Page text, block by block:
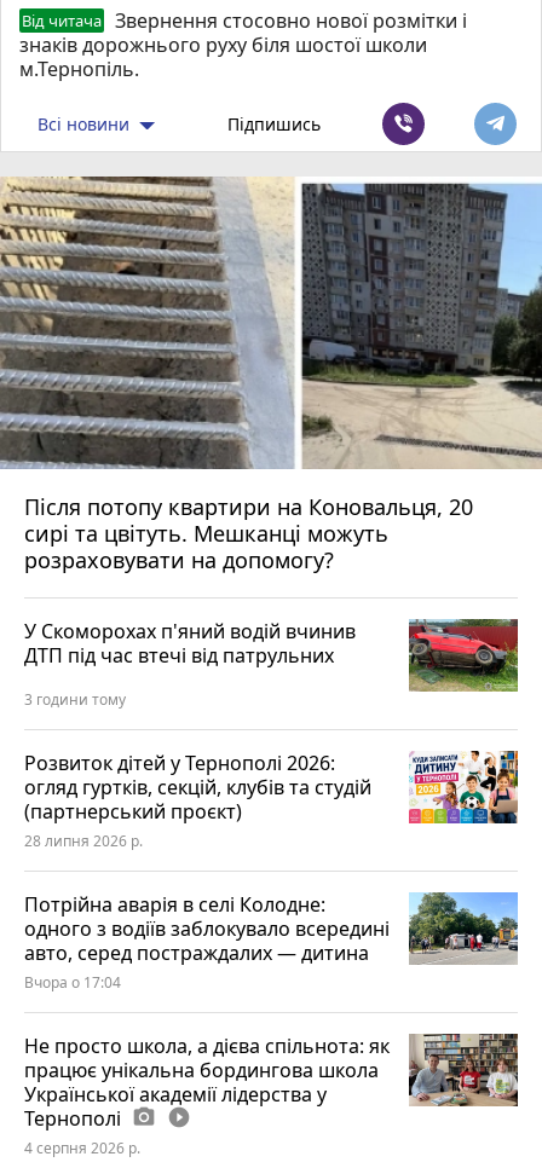
Від читача
Звернення стосовно нової розмітки і
знаків дорожнього руху біля шостої школи
м.Тернопіль.
Всі новини Підпишись
Після потопу квартири на Коновальця, 20
сирі та цвітуть. Мешканці можуть
розраховувати на допомогу?
У Скоморохах п'яний водій вчинив
ДТП під час втечі від патрульних
3 години тому
Розвиток дітей у Тернополі 2026:
огляд гуртків, секцій, клубів та студій
(партнерський проєкт)
28 липня 2026 р.
Потрійна аварія в селі Колодне:
одного з водіїв заблокувало всередині
авто, серед постраждалих — дитина
Вчора о 17:04
Не просто школа, а дієва спільнота: як
працює унікальна бордингова школа
Української академії лідерства у
Тернополі photo_camera play_circle_filled
4 серпня 2026 р.